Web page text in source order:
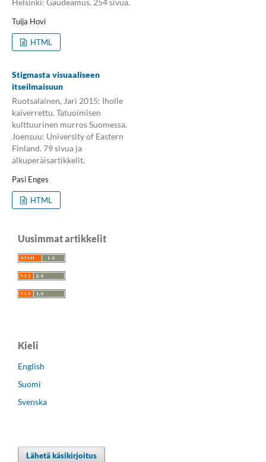
Helsinki: Gaudeamus. 254 sivua.
Tuija Hovi
HTML
Stigmasta visuaaliseen
itseilmaisuun
Ruotsalainen, Jari 2015: Iholle
kaiverrettu. Tatuoimisen
kulttuurinen murros Suomessa.
Joensuu: University of Eastern
Finland. 79 sivua ja
alkuperäisartikkelit.
Pasi Enges
HTML
Uusimmat artikkelit
Kieli
English
Suomi
Svenska
Lähetä käsikirjoitus